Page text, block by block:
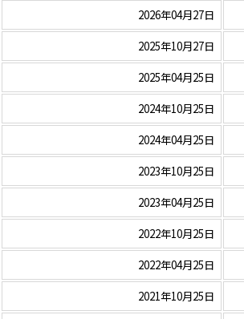
2026年04月27日
2025年10月27日
2025年04月25日
2024年10月25日
2024年04月25日
2023年10月25日
2023年04月25日
2022年10月25日
2022年04月25日
2021年10月25日